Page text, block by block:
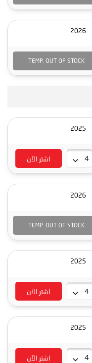
2026
TEMP. OUT OF STOCK
2025
اشتر الآن
2026
TEMP. OUT OF STOCK
2025
اشتر الآن
2025
اشتر الآن